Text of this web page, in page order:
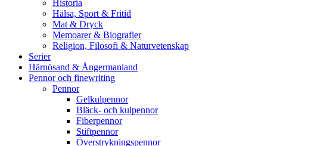
Historia
Hälsa, Sport & Fritid
Mat & Dryck
Memoarer & Biografier
Religion, Filosofi & Naturvetenskap
Serier
Härnösand & Ångermanland
Pennor och finewriting
Pennor
Gelkulpennor
Bläck- och kulpennor
Fiberpennor
Stiftpennor
Överstrykningspennor